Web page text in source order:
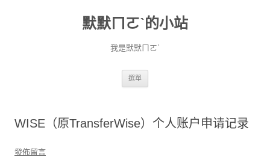
默默ㄇㄛˋ的小站
我是默默ㄇㄛˋ
選單
WISE（原TransferWise）个人账户申请记录
發佈留言